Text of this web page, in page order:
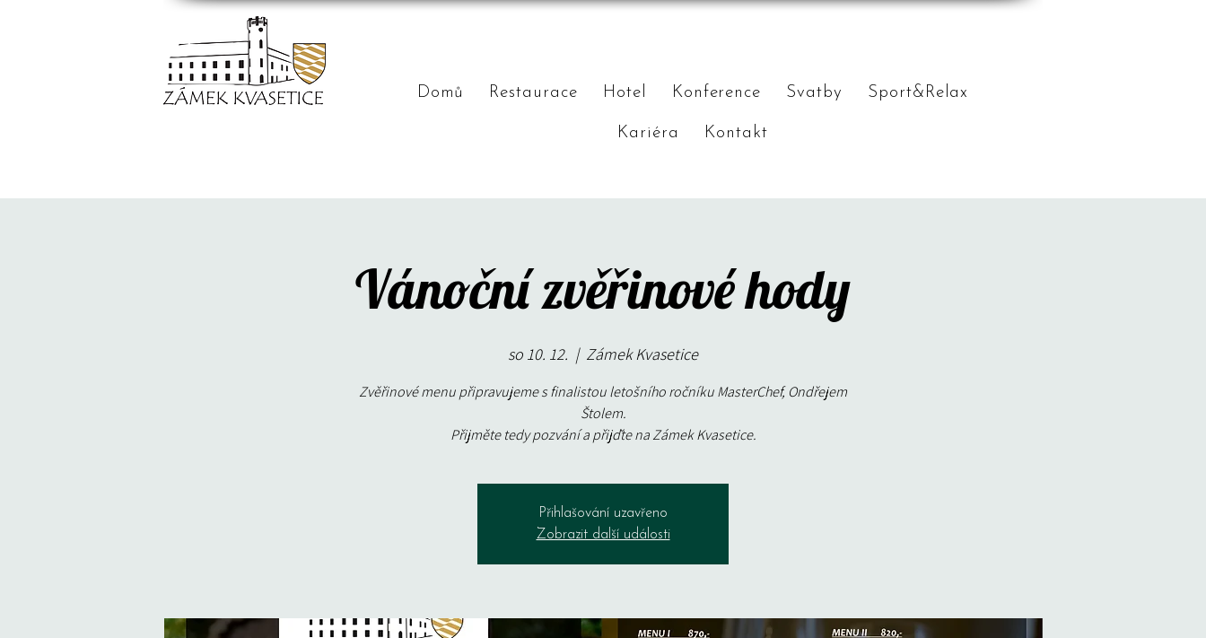
Domů Restaurace Hotel Konference Svatby Sport&Relax
Kariéra Kontakt
Vánoční zvěřinové hody
so 10. 12.
  |
Zámek Kvasetice
Zvěřinové menu připravujeme s finalistou letošního ročníku MasterChef, Ondřejem
Štolem.
Přijměte tedy pozvání a přijďte na Zámek Kvasetice.
Přihlašování uzavřeno
Zobrazit další události